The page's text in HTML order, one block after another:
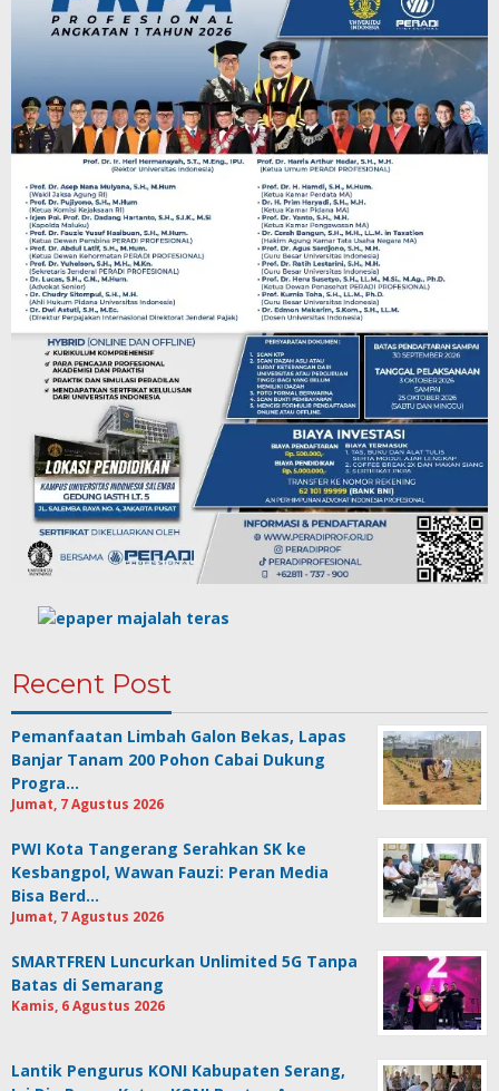
Recent Post
Pemanfaatan Limbah Galon Bekas, Lapas
Banjar Tanam 200 Pohon Cabai Dukung
Progra…
Jumat, 7 Agustus 2026
PWI Kota Tangerang Serahkan SK ke
Kesbangpol, Wawan Fauzi: Peran Media
Bisa Berd…
Jumat, 7 Agustus 2026
SMARTFREN Luncurkan Unlimited 5G Tanpa
Batas di Semarang
Kamis, 6 Agustus 2026
Lantik Pengurus KONI Kabupaten Serang,